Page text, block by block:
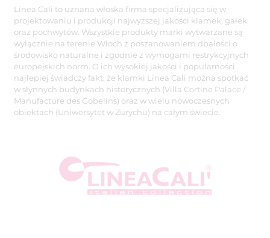
Linea Cali to uznana włoska firma specjalizująca się w
projektowaniu i produkcji najwyższej jakości klamek, gałek
oraz pochwytów. Wszystkie produkty marki wytwarzane są
wyłącznie na terenie Włoch z poszanowaniem dbałości o
środowisko naturalne i zgodnie z wymogami restrykcyjnych
europejskich norm. O ich wysokiej jakości i popularności
najlepiej świadczy fakt, że klamki Linea Cali można spotkać
w słynnych budynkach historycznych (Villa Cortine Palace /
Manufacture des Gobelins) oraz w wielu nowoczesnych
obiektach (Uniwersytet w Zurychu) na całym świecie.